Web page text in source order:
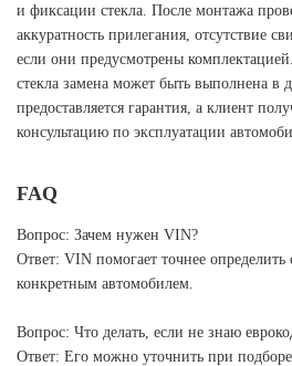
и фиксации стекла. После монтажа
аккуратность прилегания, отсутствие
если они предусмотрены
стекла замена может быть выполнена в
предоставляется гарантия, а клиент
консультацию по эксплуатации
FAQ
Вопрос: Зачем нужен VIN?
Ответ: VIN помогает точнее определить
конкретным автомобилем.
Вопрос: Что делать, если не знаю
Ответ: Его можно уточнить при